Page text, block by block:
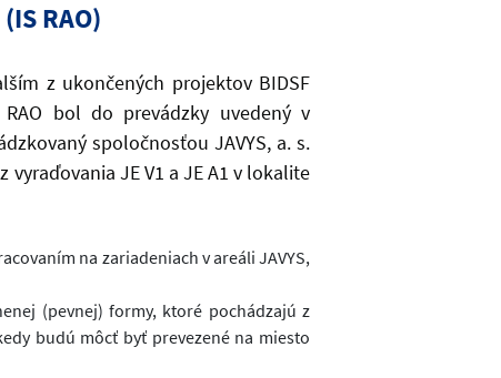
RAO)
z ukončených projektov BIDSF
bol do prevádzky uvedený v
spoločnosťou JAVYS, a. s.
vyraďovania JE V1 a JE A1 v lokalite
na zariadeniach v areáli JAVYS,
(pevnej) formy, ktoré pochádzajú z
budú môcť byť prevezené na miesto